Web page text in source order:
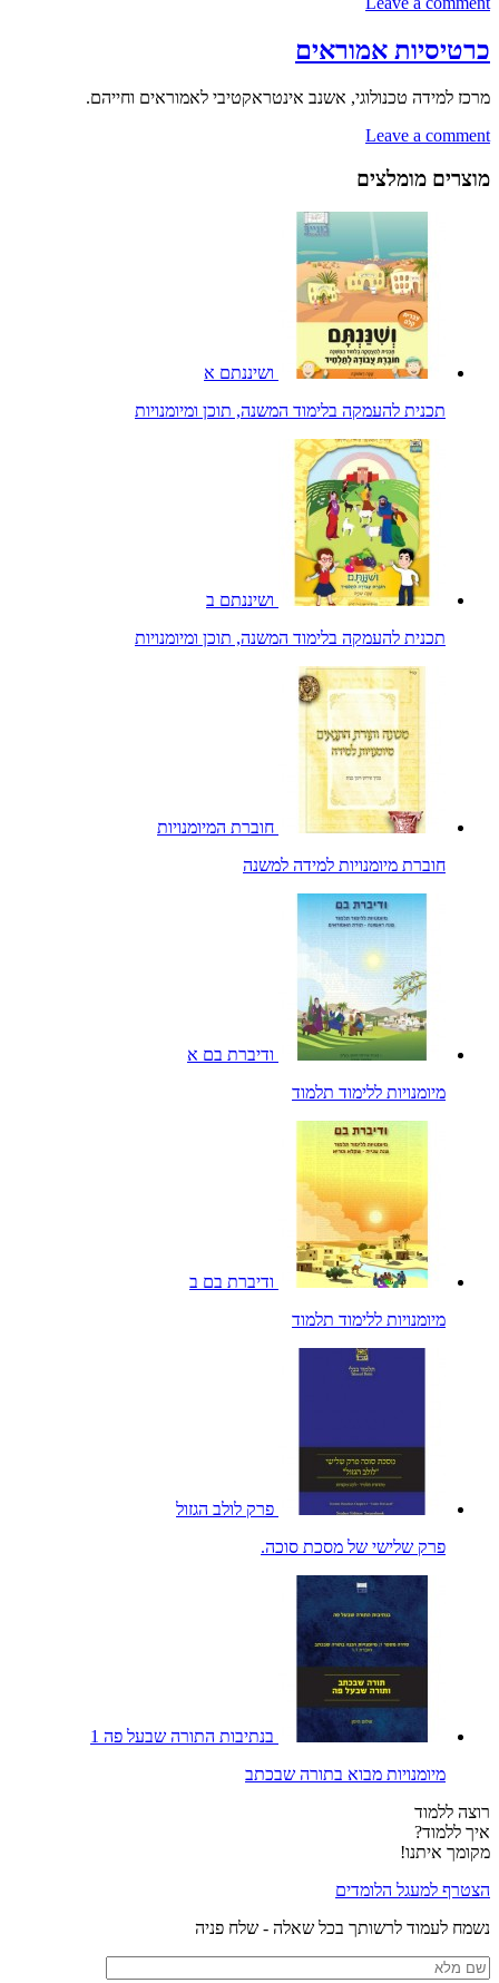
כרטיסיות אמוראים
מרכז למידה טכנולוגי, אשנב אינטראקטיבי לאמוראים וחייהם.
Leave a comment
מוצרים מומלצים
ושיננתם א
תכנית להעמקה בלימוד המשנה, תוכן ומיומנויות
ושיננתם ב
תכנית להעמקה בלימוד המשנה, תוכן ומיומנויות
חוברת המיומנויות
חוברת מיומנויות למידה למשנה
ודיברת בם א
מיומנויות ללימוד תלמוד
ודיברת בם ב
מיומנויות ללימוד תלמוד
פרק לולב הגזול
פרק שלישי של מסכת סוכה.
בנתיבות התורה שבעל פה 1
מיומנויות מבוא בתורה שבכתב
רוצה ללמוד
איך ללמוד?
מקומך איתנו!
הצטרף למעגל הלומדים
נשמח לעמוד לרשותך בכל שאלה - שלח פניה